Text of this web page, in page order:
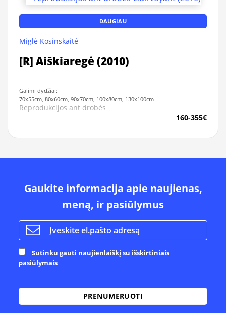
DAUGIAU
Miglė Kosinskaitė
[R] Aiškiaregė (2010)
Galimi dydžiai:
70x55cm, 80x60cm, 90x70cm, 100x80cm, 130x100cm
Reprodukcijos ant drobės
160-355€
Gaukite informacija apie naujienas,
meną, ir pasiūlymus
Sutinku gauti naujienlaiškį su išskirtiniais
pasiūlymais